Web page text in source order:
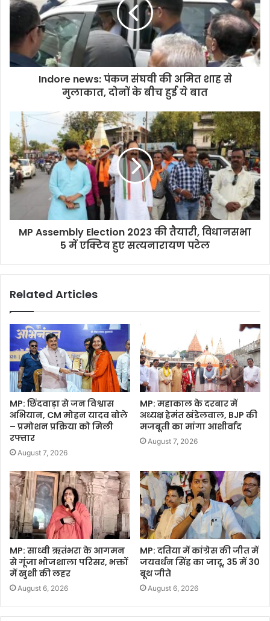
Indore news: पंकज संघवी की अमित शाह से
मुलाकात, दोनों के बीच हुई ये बात
MP Assembly Election 2023 की तैयारी, विधानसभा
5 में एक्टिव हुए सत्यनारायण पटेल
Related Articles
MP: छिंदवाड़ा से जन विश्वास
अभियान, CM मोहन यादव बोले
– प्रमोशन प्रक्रिया को मिली
रफ्तार
August 7, 2026
MP: महाकाल के दरबार में
अध्यक्ष हेमंत खंडेलवाल, BJP की
मजबूती का मांगा आशीर्वाद
August 7, 2026
MP: साध्वी ऋतंभरा के आगमन
से गूंजा भोजशाला परिसर, भक्तों
में खुशी की लहर
August 6, 2026
MP: दतिया में कांग्रेस की जीत में
जयवर्धन सिंह का जादू, 35 में 30
बूथ जीते
August 6, 2026